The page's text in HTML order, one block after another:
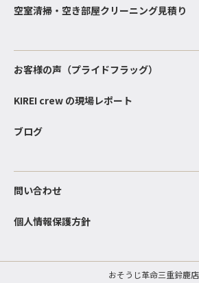
空室清掃・空き部屋クリーニング見積り
お客様の声（プライドフラッグ）
KIREI crew の現場レポート
ブログ
問い合わせ
個人情報保護方針
おそうじ革命三重鈴鹿店